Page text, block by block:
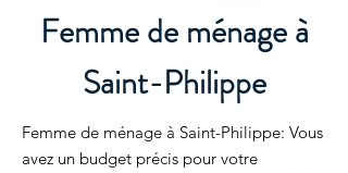
Femme de ménage à
Saint-Philippe
Femme de ménage à Saint-Philippe: Vous
avez un budget précis pour votre